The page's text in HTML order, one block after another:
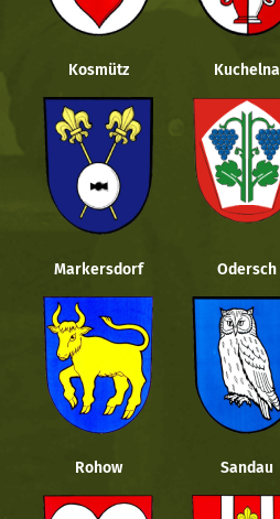
Kosmütz Kuchelna
Markersdorf Odersch
Rohow Sandau